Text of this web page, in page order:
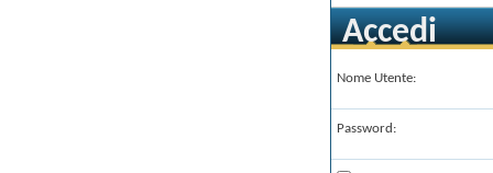
Accedi
Nome Utente:
Password: